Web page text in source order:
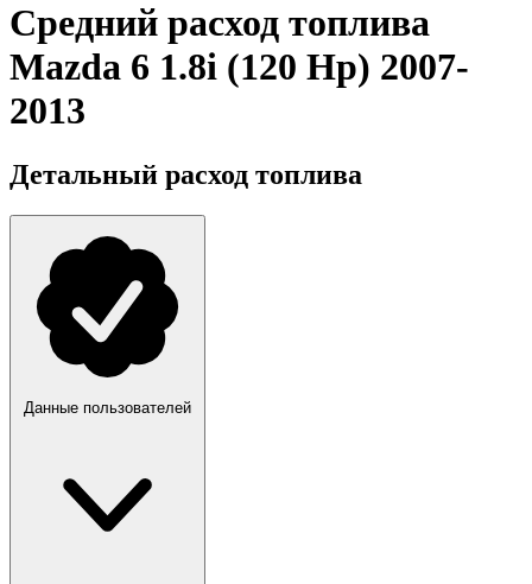
Средний расход топлива
Mazda 6 1.8i (120 Hp) 2007-
2013
Детальный расход топлива
Данные пользователей